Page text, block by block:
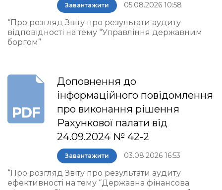
Завантажити 05.08.2026 10:58
“Про розгляд Звіту про результати аудиту
відповідності на тему “Управління державним
боргом”
Доповнення до
інформаційного повідомлення
про виконання рішення
Рахункової палати від
24.09.2024 № 42-2
Завантажити 03.08.2026 16:53
“Про розгляд Звіту про результати аудиту
ефективності на тему “Державна фінансова